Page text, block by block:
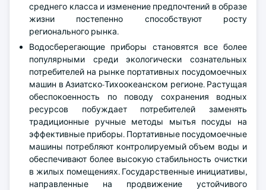
среднего класса и изменение предпочтений в образе
жизни постепенно способствуют росту
регионального рынка.
Водосберегающие приборы становятся все более
популярными среди экологически сознательных
потребителей на рынке портативных посудомоечных
машин в Азиатско-Тихоокеанском регионе. Растущая
обеспокоенность по поводу сохранения водных
ресурсов побуждает потребителей заменять
традиционные ручные методы мытья посуды на
эффективные приборы. Портативные посудомоечные
машины потребляют контролируемый объем воды и
обеспечивают более высокую стабильность очистки
в жилых помещениях. Государственные инициативы,
направленные на продвижение устойчивого